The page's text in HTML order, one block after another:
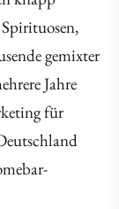
gemixter
Jahre
für